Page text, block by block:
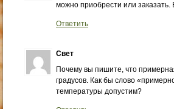
можно приобрести или
Ответить
Свет
Почему вы пишите, что
градусов. Как бы слово
температуры допустим?